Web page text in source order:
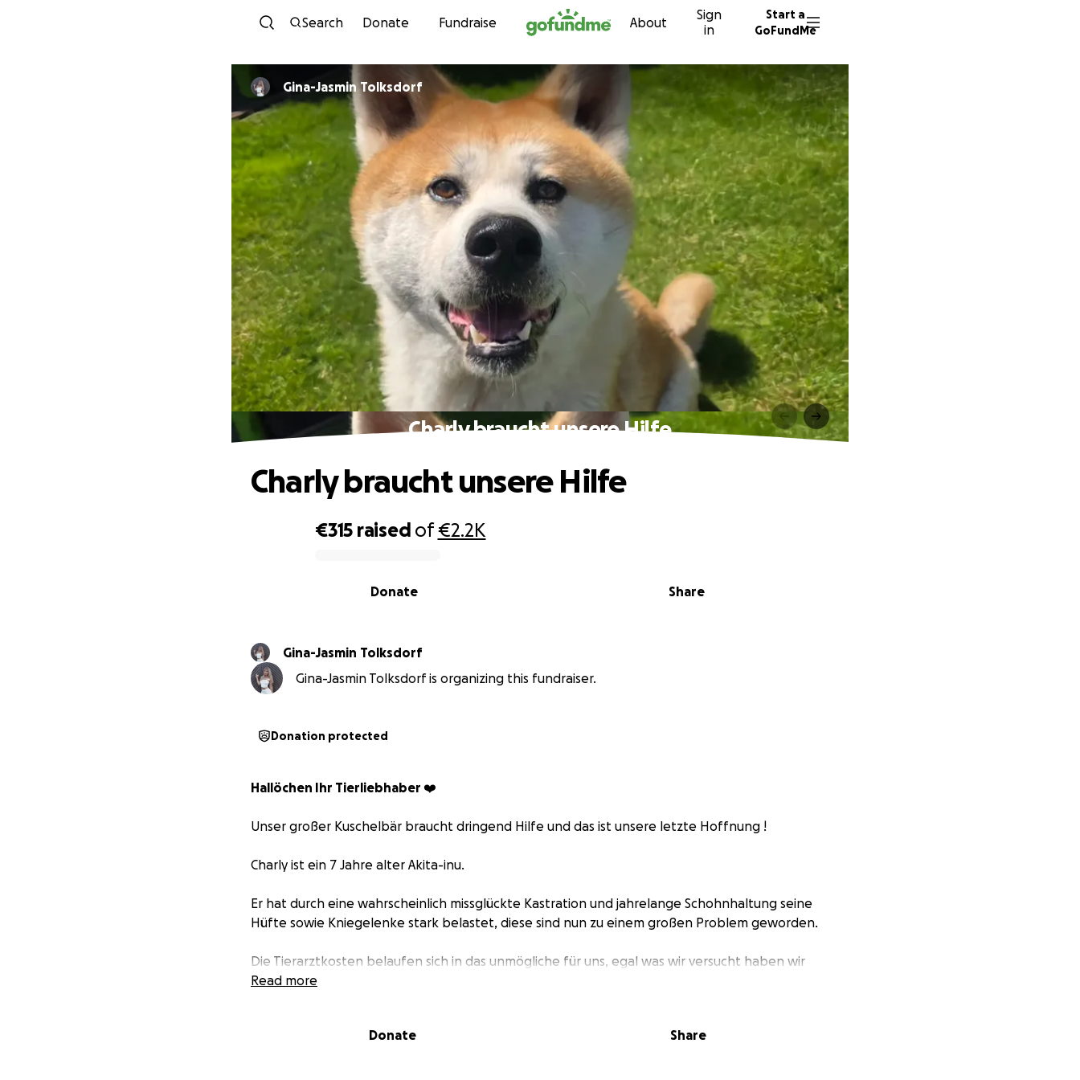
Skip to content
Search Donate Fundraise About
Sign
in
Start a
GoFundMe
Gina-Jasmin Tolksdorf
Charly braucht unsere Hilfe
€315 raised of€2.2K
Share
Donate
Charly braucht unsere Hilfe
Gina-Jasmin Tolksdorf
Gina-Jasmin Tolksdorf is organizing this fundraiser.
Donation protected
Hallöchen Ihr Tierliebhaber ❤️
Unser großer Kuschelbär braucht dringend Hilfe und das ist unsere letzte Hoffnung !
Charly ist ein 7 Jahre alter Akita-inu.
Er hat durch eine wahrscheinlich missglückte Kastration und jahrelange Schohnhaltung seine
Hüfte sowie Kniegelenke stark belastet, diese sind nun zu einem großen Problem geworden.
Die Tierarztkosten belaufen sich in das unmögliche für uns, egal was wir versucht haben wir
kommen nicht ran.
Read more
Donate Share